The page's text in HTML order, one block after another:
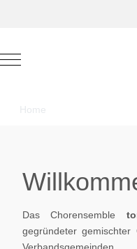
Mobile Menu Toggle
Home
Das Chorensemble
gegründeter